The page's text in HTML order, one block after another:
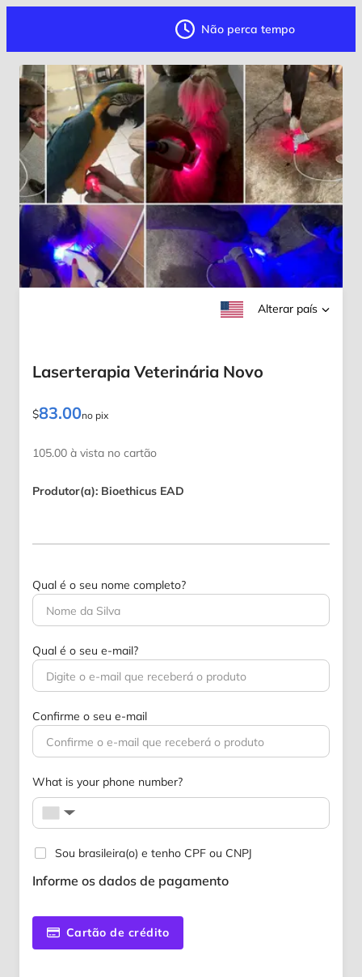
Não perca tempo
Alterar país
Laserterapia Veterinária Novo
$83.00no pix
105.00 à vista no cartão
Produtor(a): Bioethicus EAD
Qual é o seu nome completo?
Qual é o seu e-mail?
Confirme o seu e-mail
What is your phone number?
▼
Sou brasileira(o) e tenho CPF ou CNPJ
Informe os dados de pagamento
Cartão de crédito